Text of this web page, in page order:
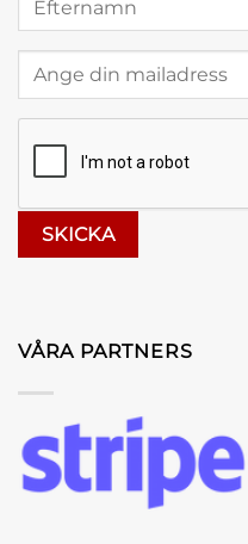
VÅRA PARTNERS